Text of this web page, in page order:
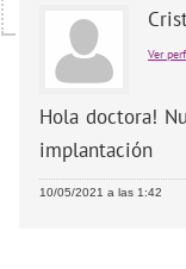
Ver
Hola doctora!
implantación
10/05/2021 a las 1:42